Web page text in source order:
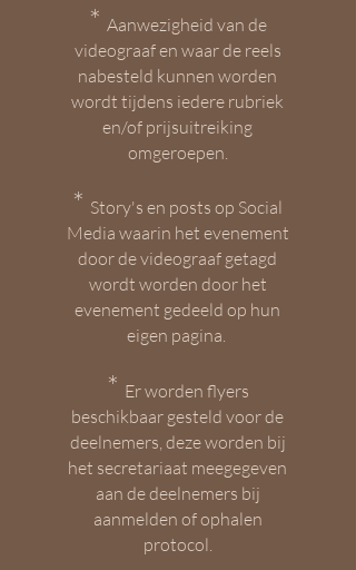
* Aanwezigheid van de
videograaf en waar de reels
nabesteld kunnen worden
wordt tijdens iedere rubriek
en/of prijsuitreiking
omgeroepen.
* Story's en posts op Social
Media waarin het evenement
door de videograaf getagd
wordt worden door het
evenement gedeeld op hun
eigen pagina.
* Er worden flyers
beschikbaar gesteld voor de
deelnemers, deze worden bij
het secretariaat meegegeven
aan de deelnemers bij
aanmelden of ophalen
protocol.